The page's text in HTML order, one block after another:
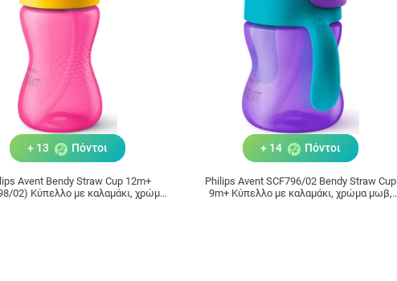
+ 13 Πόντοι
Avent Bendy Straw Cup 12m+
02) Κύπελλο με καλαμάκι, χρώμα
+ 14 Πόντοι
Philips Avent SCF796/02 Bendy Straw Cup
9m+ Κύπελλο με καλαμάκι, χρώμα μωβ,